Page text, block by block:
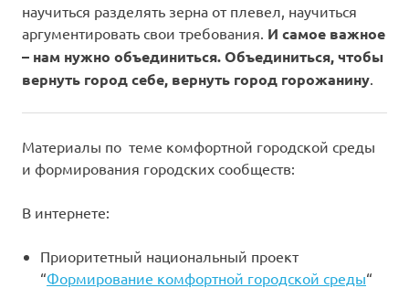
научиться разделять зерна от плевел, научиться
аргументировать свои требования. И самое важное
– нам нужно объединиться. Объединиться, чтобы
вернуть город себе, вернуть город горожанину
Материалы по теме комфортной городской среды
и формирования городских сообществ:
В интернете:
Приоритетный национальный проект
“Формирование комфортной городской среды“